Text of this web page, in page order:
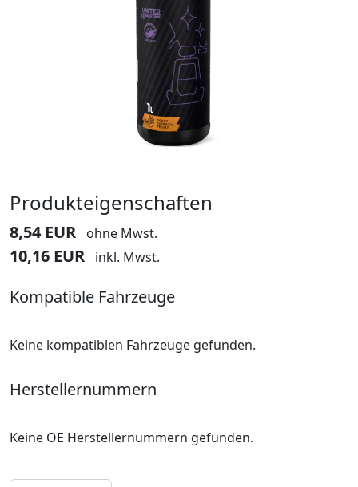
Produkteigenschaften
8,54 EUR ohne Mwst.
10,16 EUR inkl. Mwst.
Kompatible Fahrzeuge
Keine kompatiblen Fahrzeuge gefunden.
Herstellernummern
Keine OE Herstellernummern gefunden.